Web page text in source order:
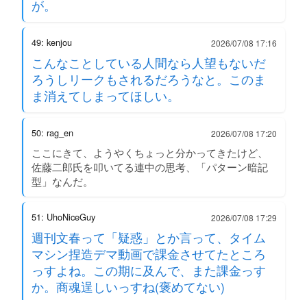
が。
49: kenjou 2026/07/08 17:16
こんなことしている人間なら人望もないだ
ろうしリークもされるだろうなと。このま
ま消えてしまってほしい。
50: rag_en 2026/07/08 17:20
ここにきて、ようやくちょっと分かってきたけど、
佐藤二郎氏を叩いてる連中の思考、「パターン暗記
型」なんだ。
51: UhoNiceGuy 2026/07/08 17:29
週刊文春って「疑惑」とか言って、タイム
マシン捏造デマ動画で課金させてたところ
っすよね。この期に及んで、また課金っす
か。商魂逞しいっすね(褒めてない)